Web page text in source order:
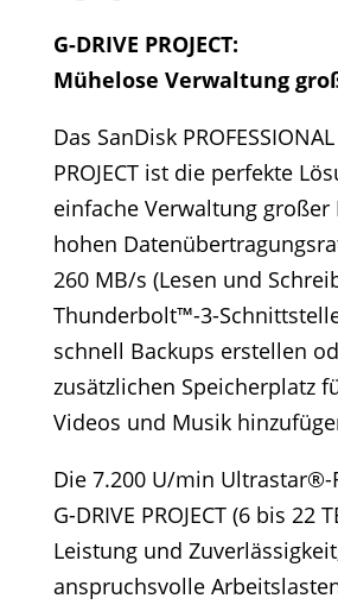
G-DRIVE PROJECT:
Mühelose Verwaltung
Das SanDisk
PROJECT ist die perfekte
einfache Verwaltung großer
hohen
260 MB/s (Lesen und
Thunderbolt™-3-
schnell Backups erstellen
zusätzlichen Speicherplatz
Videos und Musik
Die 7.200 U/min Ultrastar®-
G-DRIVE PROJECT (6 bis 22
Leistung und
anspruchsvolle